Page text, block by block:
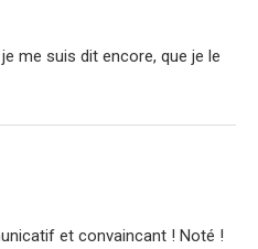
me suis dit encore, que je le
et convaincant ! Noté !